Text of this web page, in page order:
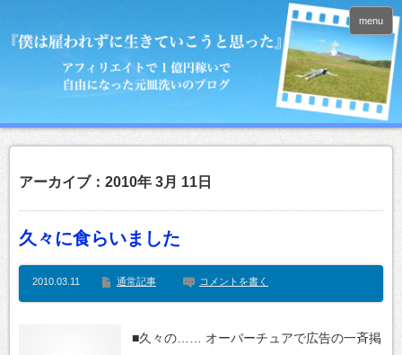
menu
アーカイブ：2010年 3月 11日
久々に食らいました
2010.03.11 通常記事 コメントを書く
■久々の…… オーバーチュアで広告の一斉掲